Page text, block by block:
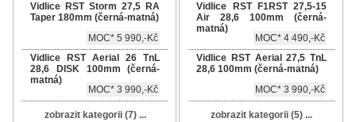
Vidlice RST Storm 27,5 RA
Taper 180mm (černá-matná)
MOC* 5 990,-Kč
Vidlice RST Aerial 26 TnL
28,6 DISK 100mm (černá-
matná)
MOC* 3 990,-Kč
zobrazit kategorii (7) ...
Vidlice RST F1RST 27,5-15
Air 28,6 100mm (černá-
matná)
MOC* 4 490,-Kč
Vidlice RST Aerial 27,5 TnL
28,6 100mm (černá-matná)
MOC* 3 990,-Kč
zobrazit kategorii (5) ...